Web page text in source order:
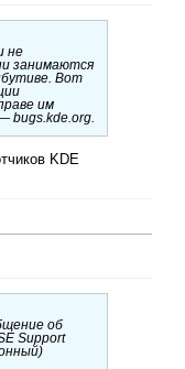
не
занимаются
Вот
им
bugs.kde.org.
KDE
об
Support